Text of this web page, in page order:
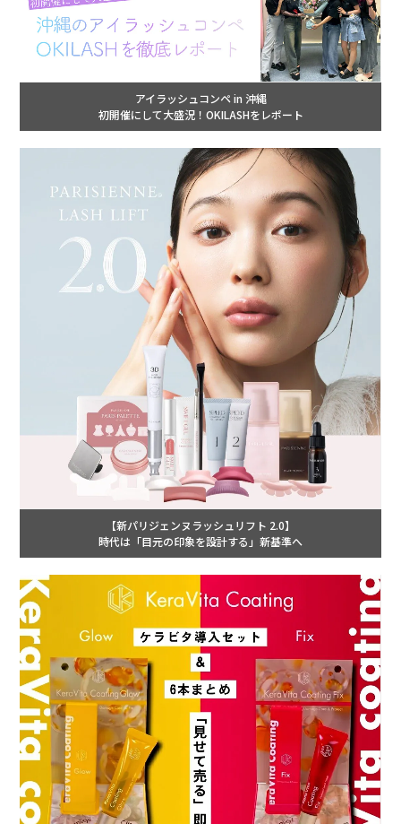
アイラッシュコンペ in 沖縄
初開催にして大盛況！OKILASHをレポート
【新パリジェンヌラッシュリフト 2.0】
時代は「目元の印象を設計する」新基準へ